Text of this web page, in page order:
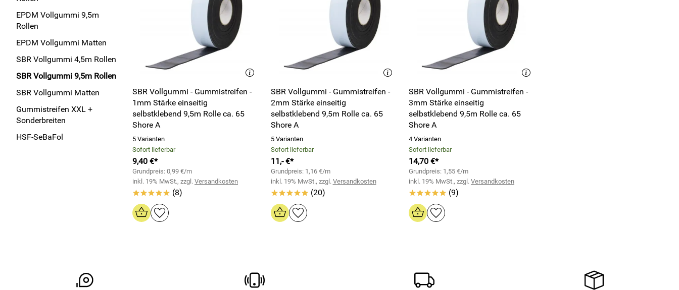
EPDM Vollgummi 9,5m
Rollen
EPDM Vollgummi Matten
SBR Vollgummi 4,5m Rollen
SBR Vollgummi 9,5m Rollen
SBR Vollgummi Matten
Gummistreifen XXL +
Sonderbreiten
HSF-SeBaFol
SBR Vollgummi - Gummistreifen -
1mm Stärke einseitig
selbstklebend 9,5m Rolle ca. 65
Shore A
5 Varianten
Sofort lieferbar
9,40 €*
Grundpreis: 0,99 €/m
inkl. 19% MwSt., zzgl. Versandkosten
***** (8)
SBR Vollgummi - Gummistreifen -
2mm Stärke einseitig
selbstklebend 9,5m Rolle ca. 65
Shore A
5 Varianten
Sofort lieferbar
11,- €*
Grundpreis: 1,16 €/m
inkl. 19% MwSt., zzgl. Versandkosten
***** (20)
SBR Vollgummi - Gummistreifen -
3mm Stärke einseitig
selbstklebend 9,5m Rolle ca. 65
Shore A
4 Varianten
Sofort lieferbar
14,70 €*
Grundpreis: 1,55 €/m
inkl. 19% MwSt., zzgl. Versandkosten
***** (9)